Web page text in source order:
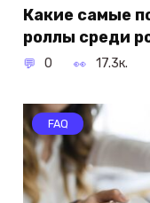
Какие самые
роллы среди
0 17.3к.
FAQ